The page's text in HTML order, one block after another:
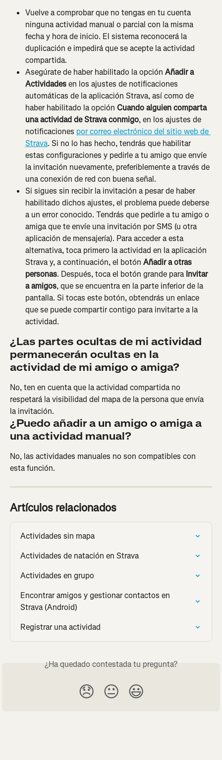
Vuelve a comprobar que no tengas en tu cuenta
ninguna actividad manual o parcial con la misma
fecha y hora de inicio. El sistema reconocerá la
duplicación e impedirá que se acepte la actividad
compartida.
Asegúrate de haber habilitado la opción Añadir a
Actividades en los ajustes de notificaciones
automáticas de la aplicación Strava, así como de
haber habilitado la opción Cuando alguien comparta
una actividad de Strava conmigo, en los ajustes de
notificaciones por correo electrónico del sitio web de
Strava. Si no lo has hecho, tendrás que habilitar
estas configuraciones y pedirle a tu amigo que envíe
la invitación nuevamente, preferiblemente a través de
una conexión de red con buena señal.
Si sigues sin recibir la invitación a pesar de haber
habilitado dichos ajustes, el problema puede deberse
a un error conocido. Tendrás que pedirle a tu amigo o
amiga que te envíe una invitación por SMS (u otra
aplicación de mensajería). Para acceder a esta
alternativa, toca primero la actividad en la aplicación
Strava y, a continuación, el botón Añadir a otras
personas. Después, toca el botón grande para Invitar
a amigos, que se encuentra en la parte inferior de la
pantalla. Si tocas este botón, obtendrás un enlace
que se puede compartir contigo para invitarte a la
actividad.
¿Las partes ocultas de mi actividad
permanecerán ocultas en la
actividad de mi amigo o amiga?
No, ten en cuenta que la actividad compartida no
respetará la visibilidad del mapa de la persona que envía
la invitación.
¿Puedo añadir a un amigo o amiga a
una actividad manual?
No, las actividades manuales no son compatibles con
esta función.
Artículos relacionados
Actividades sin mapa
Actividades de natación en Strava
Actividades en grupo
Encontrar amigos y gestionar contactos en
Strava (Android)
Registrar una actividad
¿Ha quedado contestada tu pregunta?
😞 😐 😃